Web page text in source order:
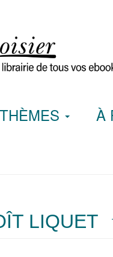
THÈMES À
LIQUET